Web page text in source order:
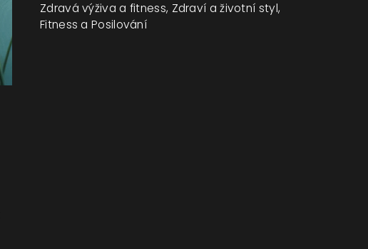
Zdravá výživa a fitness, Zdraví a životní styl,
Fitness a Posilování